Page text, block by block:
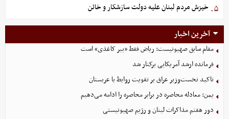
۵. خیزش مردم لبنان علیه دولت سازشکار و خائن
آخرین اخبار
مقام سابق صهیونیست: ریاض فقط «ببر کاغذی» است
فرمانده ارشد آمریکایی برکنار شد
تاکید نخست‌وزیر عراق بر تقویت روابط با عربستان
یمن: معادله محاصره در برابر محاصره را ادامه می‌دهیم
دور هفتم مذاکرات لبنان و رژیم صهیونیستی